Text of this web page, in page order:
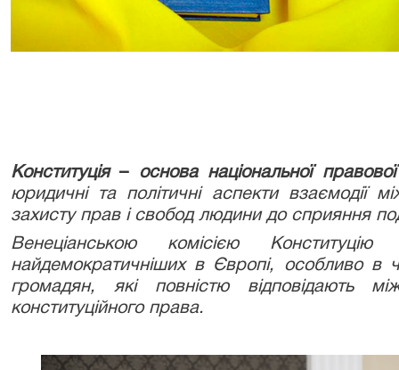
Конституція–основанаціональної
юридичні та політичні аспекти взаємодії
захисту прав і свобод людини до сприяння
Венеціанською комісією
найдемократичніших в Європі, особливо в
громадян, які повністю відповідають
конституційного права.